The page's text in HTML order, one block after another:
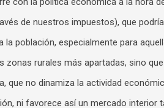
de nuestros impuestos), que
la población, especialmente para
zonas rurales más apartadas, sino
que no dinamiza la actividad
ni favorece así un mercado interior